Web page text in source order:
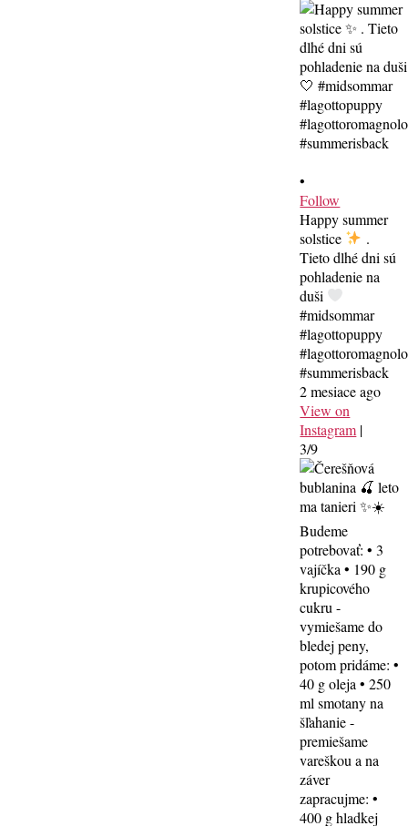
•
Follow
Happy summer
solstice
.
Tieto dlhé dni sú
pohladenie na
duši
#midsommar
#lagottopuppy
#lagottoromagnolo
#summerisback
2 mesiace ago
View on
Instagram |
3/9